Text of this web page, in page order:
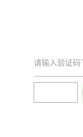
请输入验证码